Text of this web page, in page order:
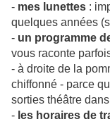
- mes lunettes :
quelques années
- un programme
vous raconte
- à droite de la
chiffonné - parce
sorties théâtre
- les horaires de